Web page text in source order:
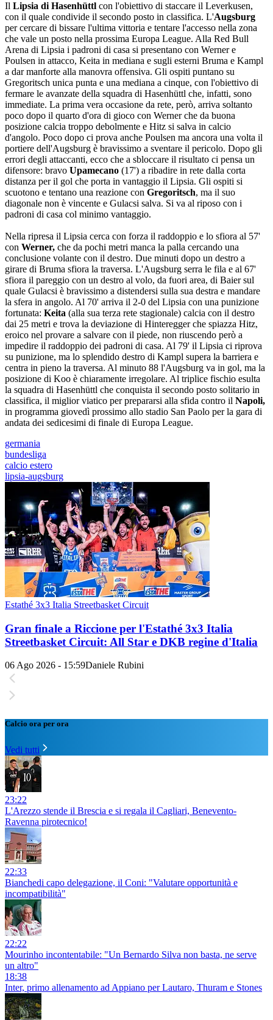
Il Lipsia di Hasenhüttl con l'obiettivo di staccare il Leverkusen,
con il quale condivide il secondo posto in classifica. L'Augsburg
per cercare di bissare l'ultima vittoria e tentare l'accesso nella zona
che vale un posto nella prossima Europa League. Alla Red Bull
Arena di Lipsia i padroni di casa si presentano con Werner e
Poulsen in attacco, Keita in mediana e sugli esterni Bruma e Kampl
a dar manforte alla manovra offensiva. Gli ospiti puntano su
Gregoritsch unica punta e una mediana a cinque, con l'obiettivo di
fermare le avanzate della squadra di Hasenhüttl che, infatti, sono
immediate. La prima vera occasione da rete, però, arriva soltanto
poco dopo il quarto d'ora di gioco con Werner che da buona
posizione calcia troppo debolmente e Hitz si salva in calcio
d'angolo. Poco dopo ci prova anche Poulsen ma ancora una volta il
portiere dell'Augsburg è bravissimo a sventare il pericolo. Dopo gli
errori degli attaccanti, ecco che a sbloccare il risultato ci pensa un
difensore: bravo Upamecano (17') a ribadire in rete dalla corta
distanza per il gol che porta in vantaggio il Lipsia. Gli ospiti si
scuotono e tentano una reazione con Gregoritsch, ma il suo
diagonale non è vincente e Gulacsi salva. Si va al riposo con i
padroni di casa col minimo vantaggio.
Nella ripresa il Lipsia cerca con forza il raddoppio e lo sfiora al 57'
con Werner, che da pochi metri manca la palla cercando una
conclusione volante con il destro. Due minuti dopo un destro a
girare di Bruma sfiora la traversa. L'Augsburg serra le fila e al 67'
sfiora il pareggio con un destro al volo, da fuori area, di Baier sul
quale Gulacsi è bravissimo a distendersi sulla sua destra e mandare
la sfera in angolo. Al 70' arriva il 2-0 del Lipsia con una punizione
fortunata: Keita (alla sua terza rete stagionale) calcia con il destro
dai 25 metri e trova la deviazione di Hinteregger che spiazza Hitz,
eroico nel provare a salvare con il piede, non riuscendo però a
impedire il raddoppio dei padroni di casa. Al 79' il Lipsia ci riprova
su punizione, ma lo splendido destro di Kampl supera la barriera e
centra in pieno la traversa. Al minuto 88 l'Augsburg va in gol, ma la
posizione di Koo è chiaramente irregolare. Al triplice fischio esulta
la squadra di Hasenhüttl che conquista il secondo posto solitario in
classifica, il miglior viatico per prepararsi alla sfida contro il Napoli,
in programma giovedì prossimo allo stadio San Paolo per la gara di
andata dei sedicesimi di finale di Europa League.
germania
bundesliga
calcio estero
lipsia-augsburg
Estathé 3x3 Italia Streetbasket Circuit
Gran finale a Riccione per l'Estathé 3x3 Italia
Streetbasket Circuit: All Star e DKB regine d'Italia
06 Ago 2026 - 15:59Daniele Rubini
Calcio ora per ora
Vedi tutti
23:22
L'Arezzo stende il Brescia e si regala il Cagliari, Benevento-
Ravenna pirotecnico!
22:33
Bianchedi capo delegazione, il Coni: "Valutare opportunità e
incompatibilità"
22:22
Mourinho incontentabile: "Un Bernardo Silva non basta, ne serve
un altro"
18:38
Inter, primo allenamento ad Appiano per Lautaro, Thuram e Stones